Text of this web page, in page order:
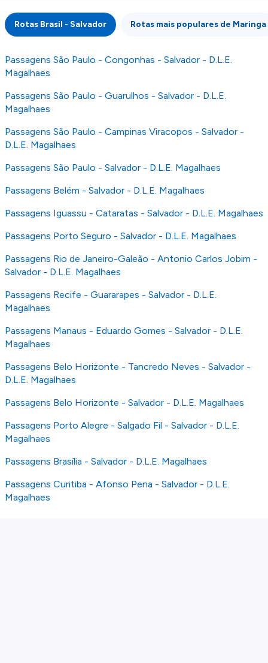
integridade ou pela precisão da informação
publicada, por isso verifique com atenção todas
as condições no website do parceiro antes de
fazer uma reserva. Para mais detalhes verifique
os nossosTermos e Condições
Rotas Brasil - Salvador Rotas mais populares de Maringa
Passagens São Paulo - Congonhas - Salvador - D.L.E.
Magalhaes
Passagens São Paulo - Guarulhos - Salvador - D.L.E.
Magalhaes
Passagens São Paulo - Campinas Viracopos - Salvador -
D.L.E. Magalhaes
Passagens São Paulo - Salvador - D.L.E. Magalhaes
Passagens Belém - Salvador - D.L.E. Magalhaes
Passagens Iguassu - Cataratas - Salvador - D.L.E. Magalhaes
Passagens Porto Seguro - Salvador - D.L.E. Magalhaes
Passagens Rio de Janeiro-Galeão - Antonio Carlos Jobim -
Salvador - D.L.E. Magalhaes
Passagens Recife - Guararapes - Salvador - D.L.E.
Magalhaes
Passagens Manaus - Eduardo Gomes - Salvador - D.L.E.
Magalhaes
Passagens Belo Horizonte - Tancredo Neves - Salvador -
D.L.E. Magalhaes
Passagens Belo Horizonte - Salvador - D.L.E. Magalhaes
Passagens Porto Alegre - Salgado Fil - Salvador - D.L.E.
Magalhaes
Passagens Brasília - Salvador - D.L.E. Magalhaes
Passagens Curitiba - Afonso Pena - Salvador - D.L.E.
Magalhaes